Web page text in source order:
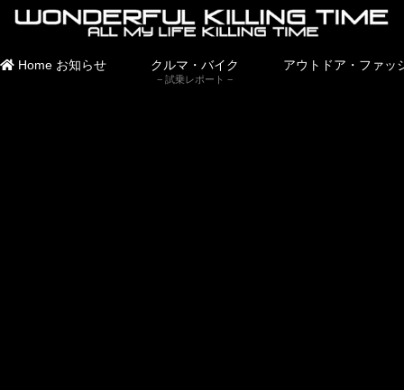
Home お知らせ クルマ・バイク
試乗レポート
アウトドア・ファッ